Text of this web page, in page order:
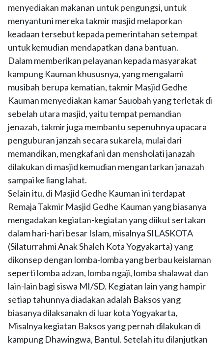
menyediakan makanan untuk pengungsi, untuk
menyantuni mereka takmir masjid melaporkan
keadaan tersebut kepada pemerintahan setempat
untuk kemudian mendapatkan dana bantuan.
Dalam memberikan pelayanan kepada masyarakat
kampung Kauman khususnya, yang mengalami
musibah berupa kematian, takmir Masjid Gedhe
Kauman menyediakan kamar Sauobah yang terletak di
sebelah utara masjid, yaitu tempat pemandian
jenazah, takmir juga membantu sepenuhnya upacara
penguburan janzah secara sukarela, mulai dari
memandikan, mengkafani dan mensholati janazah
dilakukan di masjid kemudian mengantarkan janazah
sampai ke liang lahat.
Selain itu, di Masjid Gedhe Kauman ini terdapat
Remaja Takmir Masjid Gedhe Kauman yang biasanya
mengadakan kegiatan-kegiatan yang diikut sertakan
dalam hari-hari besar Islam, misalnya SILASKOTA
(Silaturrahmi Anak Shaleh Kota Yogyakarta) yang
dikonsep dengan lomba-lomba yang berbau keislaman
seperti lomba adzan, lomba ngaji, lomba shalawat dan
lain-lain bagi siswa MI/SD. Kegiatan lain yang hampir
setiap tahunnya diadakan adalah Baksos yang
biasanya dilaksanakn di luar kota Yogyakarta,
Misalnya kegiatan Baksos yang pernah dilakukan di
kampung Dhawingwa, Bantul. Setelah itu dilanjutkan